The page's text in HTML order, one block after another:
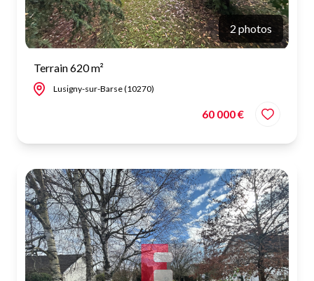
2 photos
Terrain 620 m²
Lusigny-sur-Barse (10270)
60 000 €